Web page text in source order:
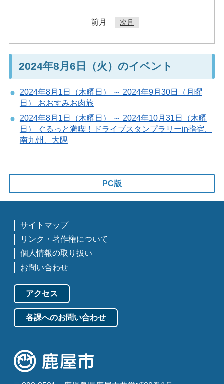
前月 次月
2024年8月6日（火）のイベント
2024年8月1日（木曜日） ～ 2024年9月30日（月曜
日） おおすみお肉旅
2024年8月1日（木曜日） ～ 2024年10月31日（木曜
日） ぐるっと満喫！ドライブスタンプラリーin指宿、
南九州、大隅
PC版
サイトマップ
リンク・著作権について
個人情報の取り扱い
お問い合わせ
アクセス
各課へのお問い合わせ